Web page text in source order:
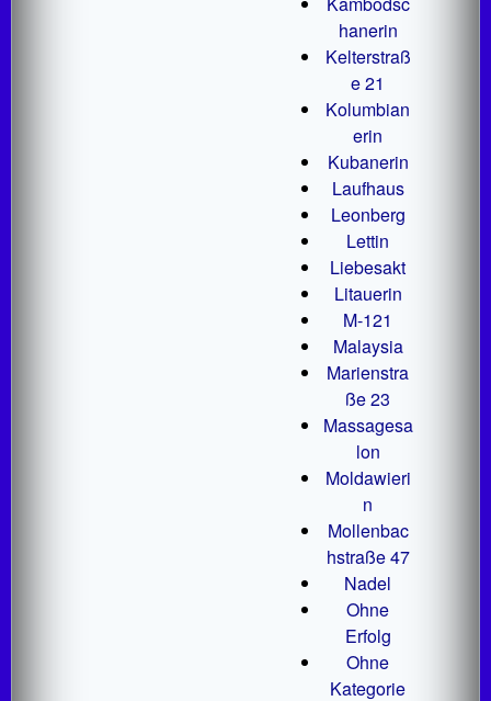
hanerin
Kelterstraß
e 21
Kolumbian
erin
Kubanerin
Laufhaus
Leonberg
Lettin
Liebesakt
Litauerin
M-121
Malaysia
Marienstra
ße 23
Massagesa
lon
Moldawieri
n
Mollenbac
hstraße 47
Nadel
Ohne
Erfolg
Ohne
Kategorie